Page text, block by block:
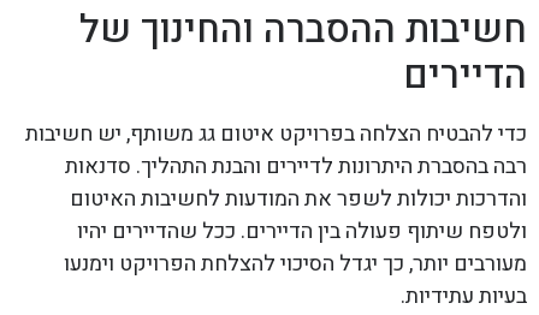
חשיבות ההסברה והחינוך של
הדיירים
כדי להבטיח הצלחה בפרויקט איטום גג משותף, יש חשיבות
רבה בהסברת היתרונות לדיירים והבנת התהליך. סדנאות
והדרכות יכולות לשפר את המודעות לחשיבות האיטום
ולטפח שיתוף פעולה בין הדיירים. ככל שהדיירים יהיו
מעורבים יותר, כך יגדל הסיכוי להצלחת הפרויקט וימנעו
בעיות עתידיות.